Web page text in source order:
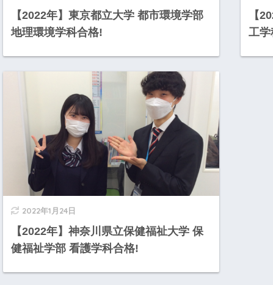
【2022年】東京都立大学 都市環境学部
地理環境学科合格!
【
工
2022年1月24日
【2022年】神奈川県立保健福祉大学 保
健福祉学部 看護学科合格!